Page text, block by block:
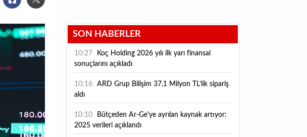
SON HABERLER
10:27
sonuçlarını açıkladı
10:16
ARD Grup Bilişim 37,1 Milyon TL’lik sipariş
aldı
10:10
2025 verileri açıklandı